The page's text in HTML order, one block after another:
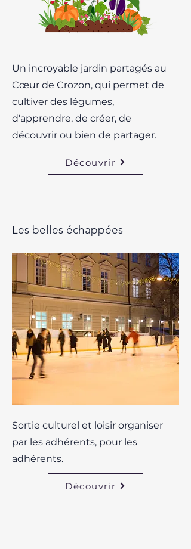
Un incroyable jardin partagés au
Cœur de Crozon, qui permet de
cultiver des légumes,
d'apprendre, de créer, de
découvrir ou bien de partager.
Découvrir
Les belles échappées
Sortie culturel et loisir organiser
par les adhérents, pour les
adhérents.
Découvrir